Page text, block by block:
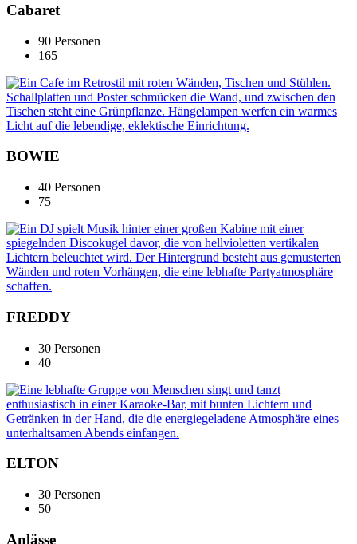
Cabaret
90 Personen
165
BOWIE
40 Personen
75
FREDDY
30 Personen
40
ELTON
30 Personen
50
Anlässe